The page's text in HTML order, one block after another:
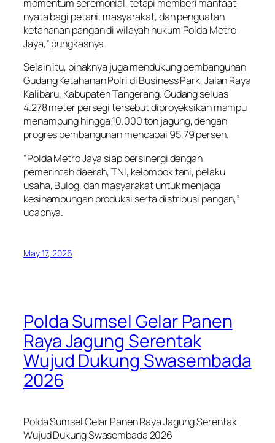
momentum seremonial, tetapi memberi manfaat
nyata bagi petani, masyarakat, dan penguatan
ketahanan pangan di wilayah hukum Polda Metro
Jaya,” pungkasnya.
Selain itu, pihaknya juga mendukung pembangunan
Gudang Ketahanan Polri di Business Park, Jalan Raya
Kalibaru, Kabupaten Tangerang. Gudang seluas
4.278 meter persegi tersebut diproyeksikan mampu
menampung hingga 10.000 ton jagung, dengan
progres pembangunan mencapai 95,79 persen.
“Polda Metro Jaya siap bersinergi dengan
pemerintah daerah, TNI, kelompok tani, pelaku
usaha, Bulog, dan masyarakat untuk menjaga
kesinambungan produksi serta distribusi pangan,”
ucapnya.
May 17, 2026
Polda Sumsel Gelar Panen
Raya Jagung Serentak
Wujud Dukung Swasembada
2026
Polda Sumsel Gelar Panen Raya Jagung Serentak
Wujud Dukung Swasembada 2026